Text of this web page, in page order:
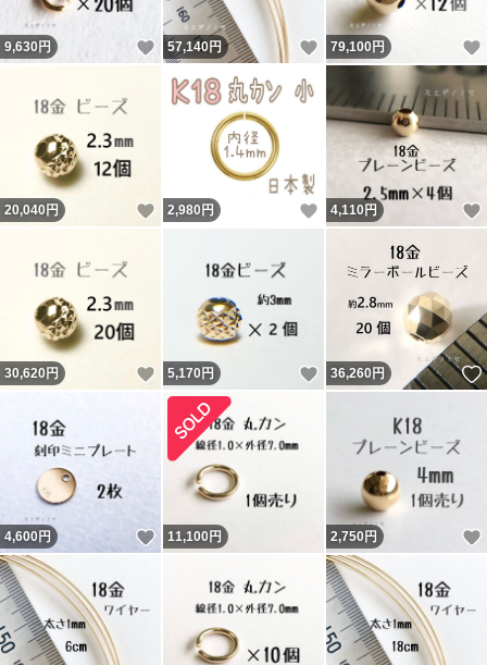
9,630 円 いいね！
57,140円 いいね！
79,100円
20,040 円 いいね！
2,980 円 いいね！
4,110円
30,620 円 いいね！
5,170 円 いいね！
36,260円
4,600 円 いいね！
11,100 円 2,750円